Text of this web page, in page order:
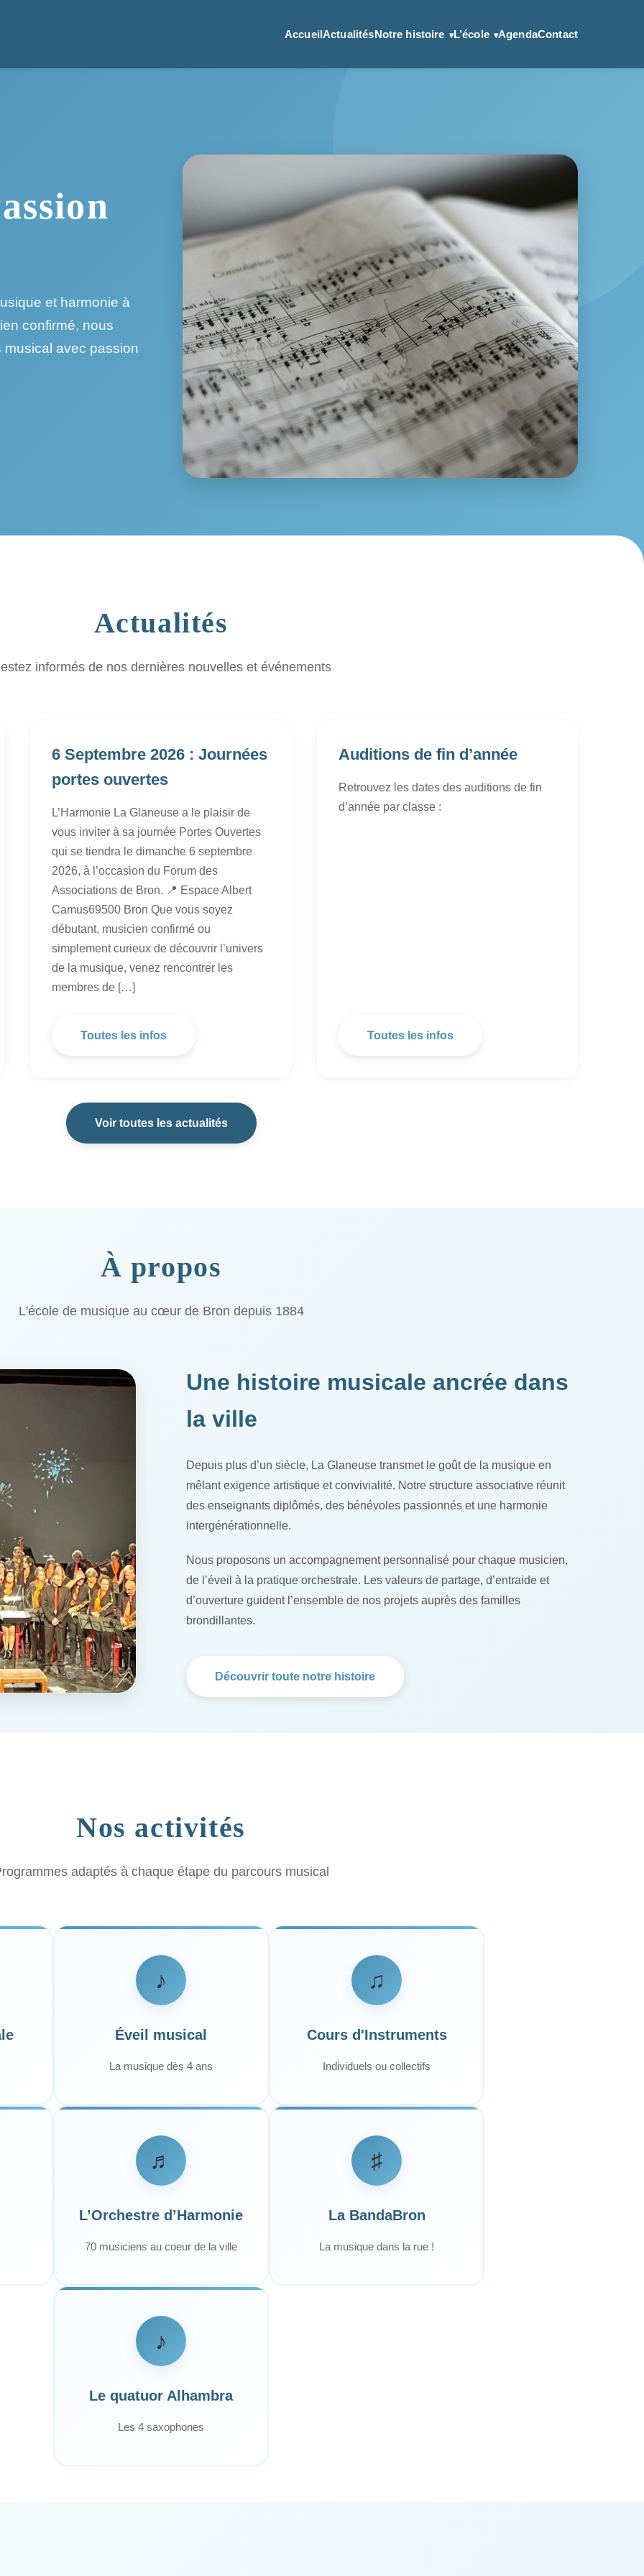
AccueilActualitésNotre histoire L’école AgendaContact
et harmonie à
confirmé, nous
avec passion
Actualités
informés de nos dernières nouvelles et événements
6 Septembre 2026 : Journées
portes ouvertes
L’Harmonie La Glaneuse a le plaisir de
vous inviter à sa journée Portes Ouvertes
qui se tiendra le dimanche 6 septembre
2026, à l’occasion du Forum des
Associations de Bron. 📍 Espace Albert
Camus69500 Bron Que vous soyez
débutant, musicien confirmé ou
simplement curieux de découvrir l’univers
de la musique, venez rencontrer les
membres de […]
Toutes les infos
Auditions de fin d’année
Retrouvez les dates des auditions de fin
d’année par classe :
Toutes les infos
Voir toutes les actualités
À propos
L'école de musique au cœur de Bron depuis 1884
Une histoire musicale ancrée dans
la ville
Depuis plus d’un siècle, La Glaneuse transmet le goût de la musique en
mêlant exigence artistique et convivialité. Notre structure associative réunit
des enseignants diplômés, des bénévoles passionnés et une harmonie
intergénérationnelle.
Nous proposons un accompagnement personnalisé pour chaque musicien,
de l’éveil à la pratique orchestrale. Les valeurs de partage, d’entraide et
d’ouverture guident l’ensemble de nos projets auprès des familles
brondillantes.
Découvrir toute notre histoire
Nos activités
adaptés à chaque étape du parcours musical
♪
Éveil musical
La musique dès 4 ans
♫
Cours d'Instruments
Individuels ou collectifs
♬
L’Orchestre d’Harmonie
70 musiciens au coeur de la ville
♯
La BandaBron
La musique dans la rue !
♪
Le quatuor Alhambra
Les 4 saxophones